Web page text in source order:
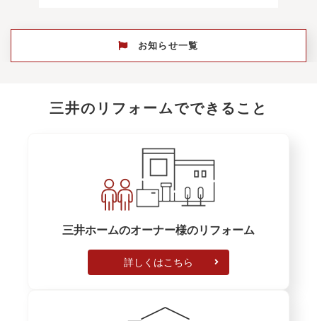
お知らせ一覧
リフォーム無料相談
オーナーズイベン
【限定イベント】6/14 照明選びと空間づくりセミナー＆
三井のリフォームでできること
三井ホームのオーナー様のリフォーム
詳しくはこちら